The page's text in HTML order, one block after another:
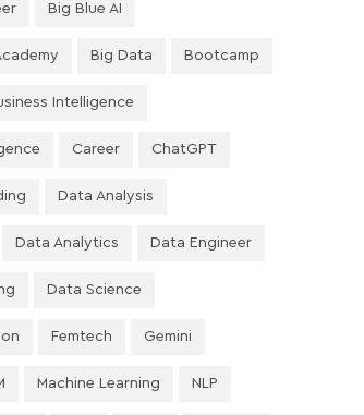
Big Blue AI
Big Data Bootcamp
Intelligence
Career ChatGPT
Data Analysis
Data Analytics Data Engineer
Data Science
Femtech Gemini
Machine Learning NLP